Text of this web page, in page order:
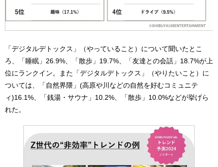
「デジタルデトックス」（やっていること）について聞いたとこ
ろ、「睡眠」26.9%、「散歩」19.7%、「友達との会話」18.7%が上
位にランクイン。また「デジタルデトックス」（やりたいこと）に
ついては、「自然界隈」(高原や川などの自然を好むコミュニテ
ィ)16.1%、「銭湯・サウナ」10.2%、「散歩」10.0%などが挙げら
れた。